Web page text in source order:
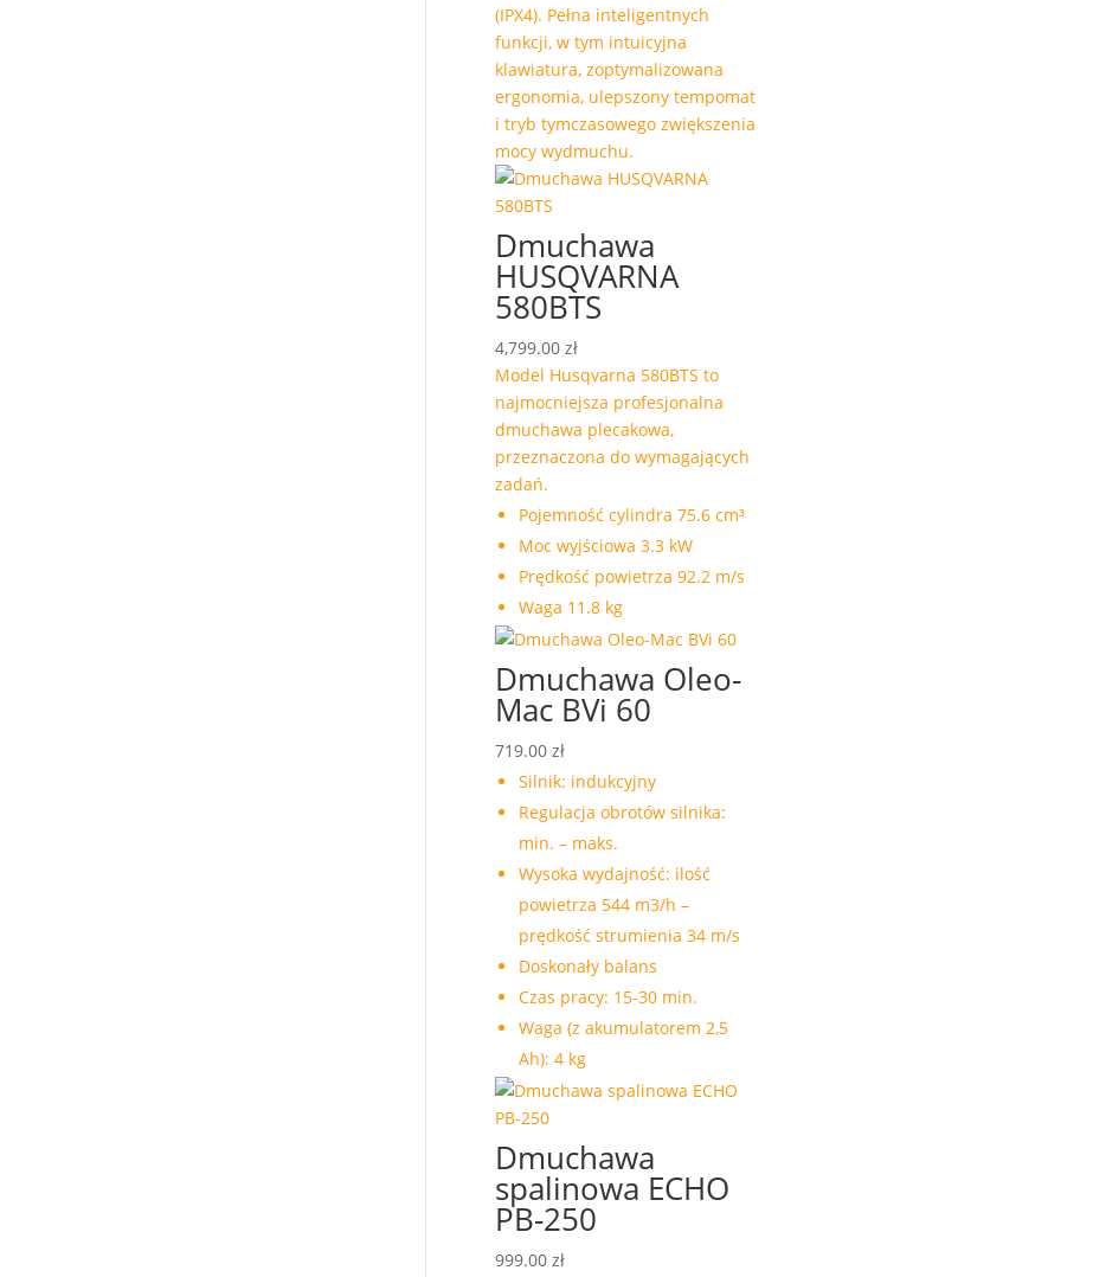
(IPX4). Pełna inteligentnych
funkcji, w tym intuicyjna
klawiatura, zoptymalizowana
ergonomia, ulepszony tempomat
i tryb tymczasowego zwiększenia
mocy wydmuchu.
Dmuchawa
HUSQVARNA
580BTS
4,799.00 zł
Model Husqvarna 580BTS to
najmocniejsza profesjonalna
dmuchawa plecakowa,
przeznaczona do wymagających
zadań.
Pojemność cylindra 75.6 cm³
Moc wyjściowa 3.3 kW
Prędkość powietrza 92.2 m/s
Waga 11.8 kg
Dmuchawa Oleo-
Mac BVi 60
719.00 zł
Silnik: indukcyjny
Regulacja obrotów silnika:
min. – maks.
Wysoka wydajność: ilość
powietrza 544 m3/h –
prędkość strumienia 34 m/s
Doskonały balans
Czas pracy: 15-30 min.
Waga (z akumulatorem 2,5
Ah): 4 kg
Dmuchawa
spalinowa ECHO
PB-250
999.00 zł